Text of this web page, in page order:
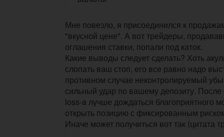
Мне повезло, я присоединился к
"вкусной цене". А вот трейдеры,
оглашения ставки, попали под каток.
Какие выводы следует сделать? Хоть
слопать ваш стоп, его все равно надо
противном случае неконтролируемый
сильный удар по вашему депозиту.
loss-a лучше дождаться благоприятного
открыть позицию с фиксированным
Иначе может получиться вот так (цитата